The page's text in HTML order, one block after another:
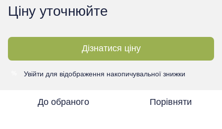
Ціну уточнюйте
Дізнатися ціну
Увійти для відображення накопичувальної знижки
До обраного Порівняти